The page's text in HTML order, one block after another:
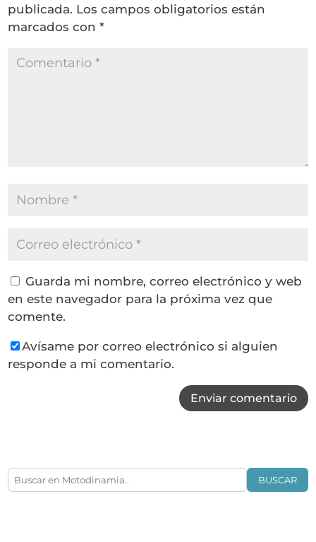
publicada. Los campos obligatorios están
marcados con*
Guarda mi nombre, correo electrónico y web
en este navegador para la próxima vez que
comente.
Avísame por correo electrónico si alguien
responde a mi comentario.
Enviar comentario
BUSCAR